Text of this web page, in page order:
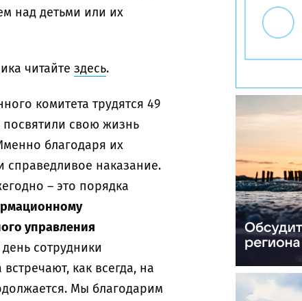
над детьми или их
читайте здесь.
комитета трудятся 49
посвятили свою жизнь
благодаря их
справедливое наказание.
– это порядка
управления
сотрудники
как всегда, на
Мы благодарим